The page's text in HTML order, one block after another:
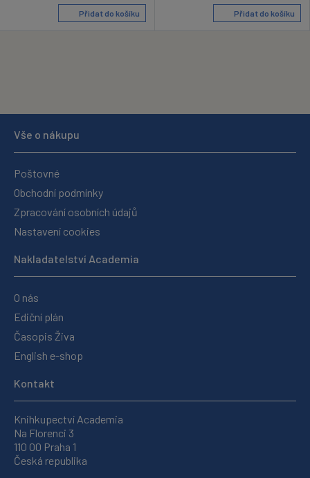
Přidat do košíku Přidat do košíku
Vše o nákupu
Poštovné
Obchodní podmínky
Zpracování osobních údajů
Nastavení cookies
Nakladatelství Academia
O nás
Ediční plán
Časopis Živa
English e-shop
Kontakt
Knihkupectví Academia
Na Florenci 3
110 00 Praha 1
Česká republika